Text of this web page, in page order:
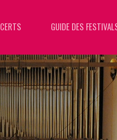
GUIDE DES